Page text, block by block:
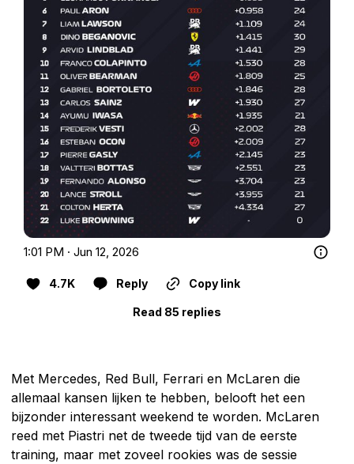
1:01 PM · Jun 12, 2026
4.7K Reply Copy link
Read 85 replies
Met Mercedes, Red Bull, Ferrari en McLaren die
allemaal kansen lijken te hebben, belooft het een
bijzonder interessant weekend te worden. McLaren
reed met Piastri net de tweede tijd van de eerste
training, maar met zoveel rookies was de sessie